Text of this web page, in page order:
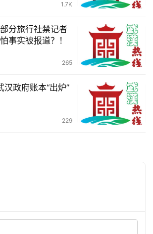
1.7K
分旅行社禁记者
事实被报道？！
265
政府账本“出炉”
229